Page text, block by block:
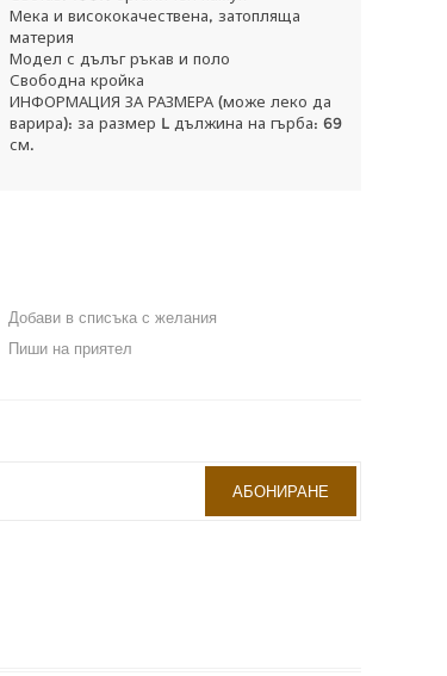
Мека и висококачествена, затопляща
материя
Модел с дълъг ръкав и поло
Свободна кройка
ИНФОРМАЦИЯ ЗА РАЗМЕРА (може леко да
варира): за размер L дължина на гърба: 69
см.